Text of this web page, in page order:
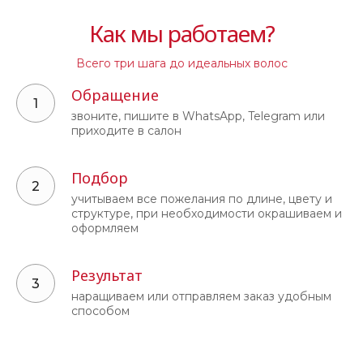
Как мы работаем?
Всего три шага до идеальных волос
Обращение
звоните, пишите в WhatsApp, Telegram или
приходите в салон
Подбор
учитываем все пожелания по длине, цвету и
структуре, при необходимости окрашиваем и
оформляем
Результат
наращиваем или отправляем заказ удобным
способом